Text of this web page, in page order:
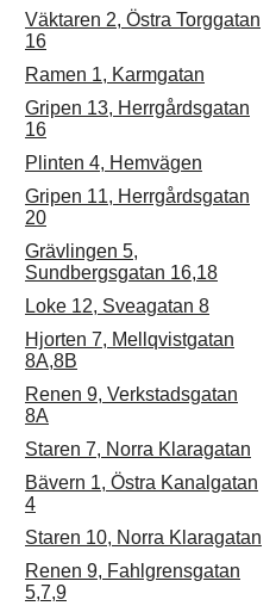
Väktaren 2, Östra Torggatan
16
Ramen 1, Karmgatan
Gripen 13, Herrgårdsgatan
16
Plinten 4, Hemvägen
Gripen 11, Herrgårdsgatan
20
Grävlingen 5,
Sundbergsgatan 16,18
Loke 12, Sveagatan 8
Hjorten 7, Mellqvistgatan
8A,8B
Renen 9, Verkstadsgatan
8A
Staren 7, Norra Klaragatan
Bävern 1, Östra Kanalgatan
4
Staren 10, Norra Klaragatan
Renen 9, Fahlgrensgatan
5,7,9